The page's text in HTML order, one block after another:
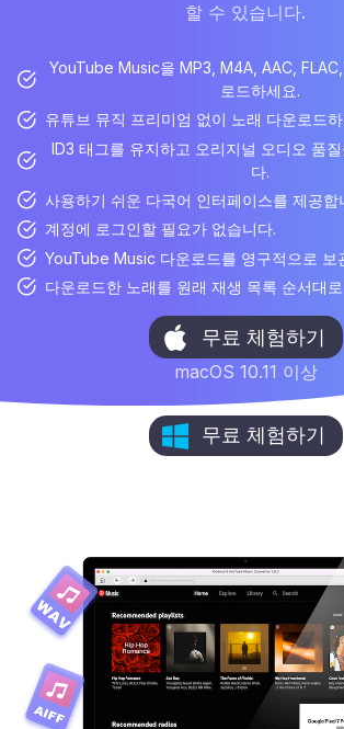
할 수 있습니다.
YouTube Music을 MP3, M4A, AAC,
로드하세요.
유튜브 뮤직 프리미엄 없이 노래 다운로드
ID3 태그를 유지하고 오리지널 오디오 품
다.
사용하기 쉬운 다국어 인터페이스를 제공합
계정에 로그인할 필요가 없습니다.
YouTube Music 다운로드를 영구적으로 보
다운로드한 노래를 원래 재생 목록 순서대
무료 체험하기
macOS 10.11 이상
무료 체험하기